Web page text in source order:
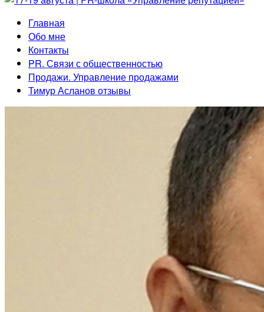
Главная
Обо мне
Контакты
PR. Связи с общественностью
Продажи. Управление продажами
Тимур Асланов отзывы